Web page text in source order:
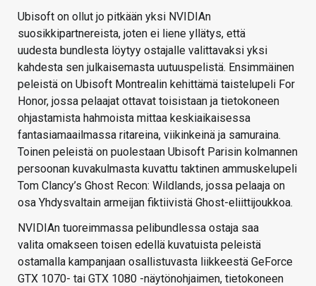
Ubisoft on ollut jo pitkään yksi NVIDIAn
suosikkipartnereista, joten ei liene yllätys, että
uudesta bundlesta löytyy ostajalle valittavaksi yksi
kahdesta sen julkaisemasta uutuuspelistä. Ensimmäinen
peleistä on Ubisoft Montrealin kehittämä taistelupeli For
Honor, jossa pelaajat ottavat toisistaan ja tietokoneen
ohjastamista hahmoista mittaa keskiaikaisessa
fantasiamaailmassa ritareina, viikinkeinä ja samuraina.
Toinen peleistä on puolestaan Ubisoft Parisin kolmannen
persoonan kuvakulmasta kuvattu taktinen ammuskelupeli
Tom Clancy’s Ghost Recon: Wildlands, jossa pelaaja on
osa Yhdysvaltain armeijan fiktiivistä Ghost-eliittijoukkoa.
NVIDIAn tuoreimmassa pelibundlessa ostaja saa
valita omakseen toisen edellä kuvatuista peleistä
ostamalla kampanjaan osallistuvasta liikkeestä GeForce
GTX 1070- tai GTX 1080 -näytönohjaimen, tietokoneen